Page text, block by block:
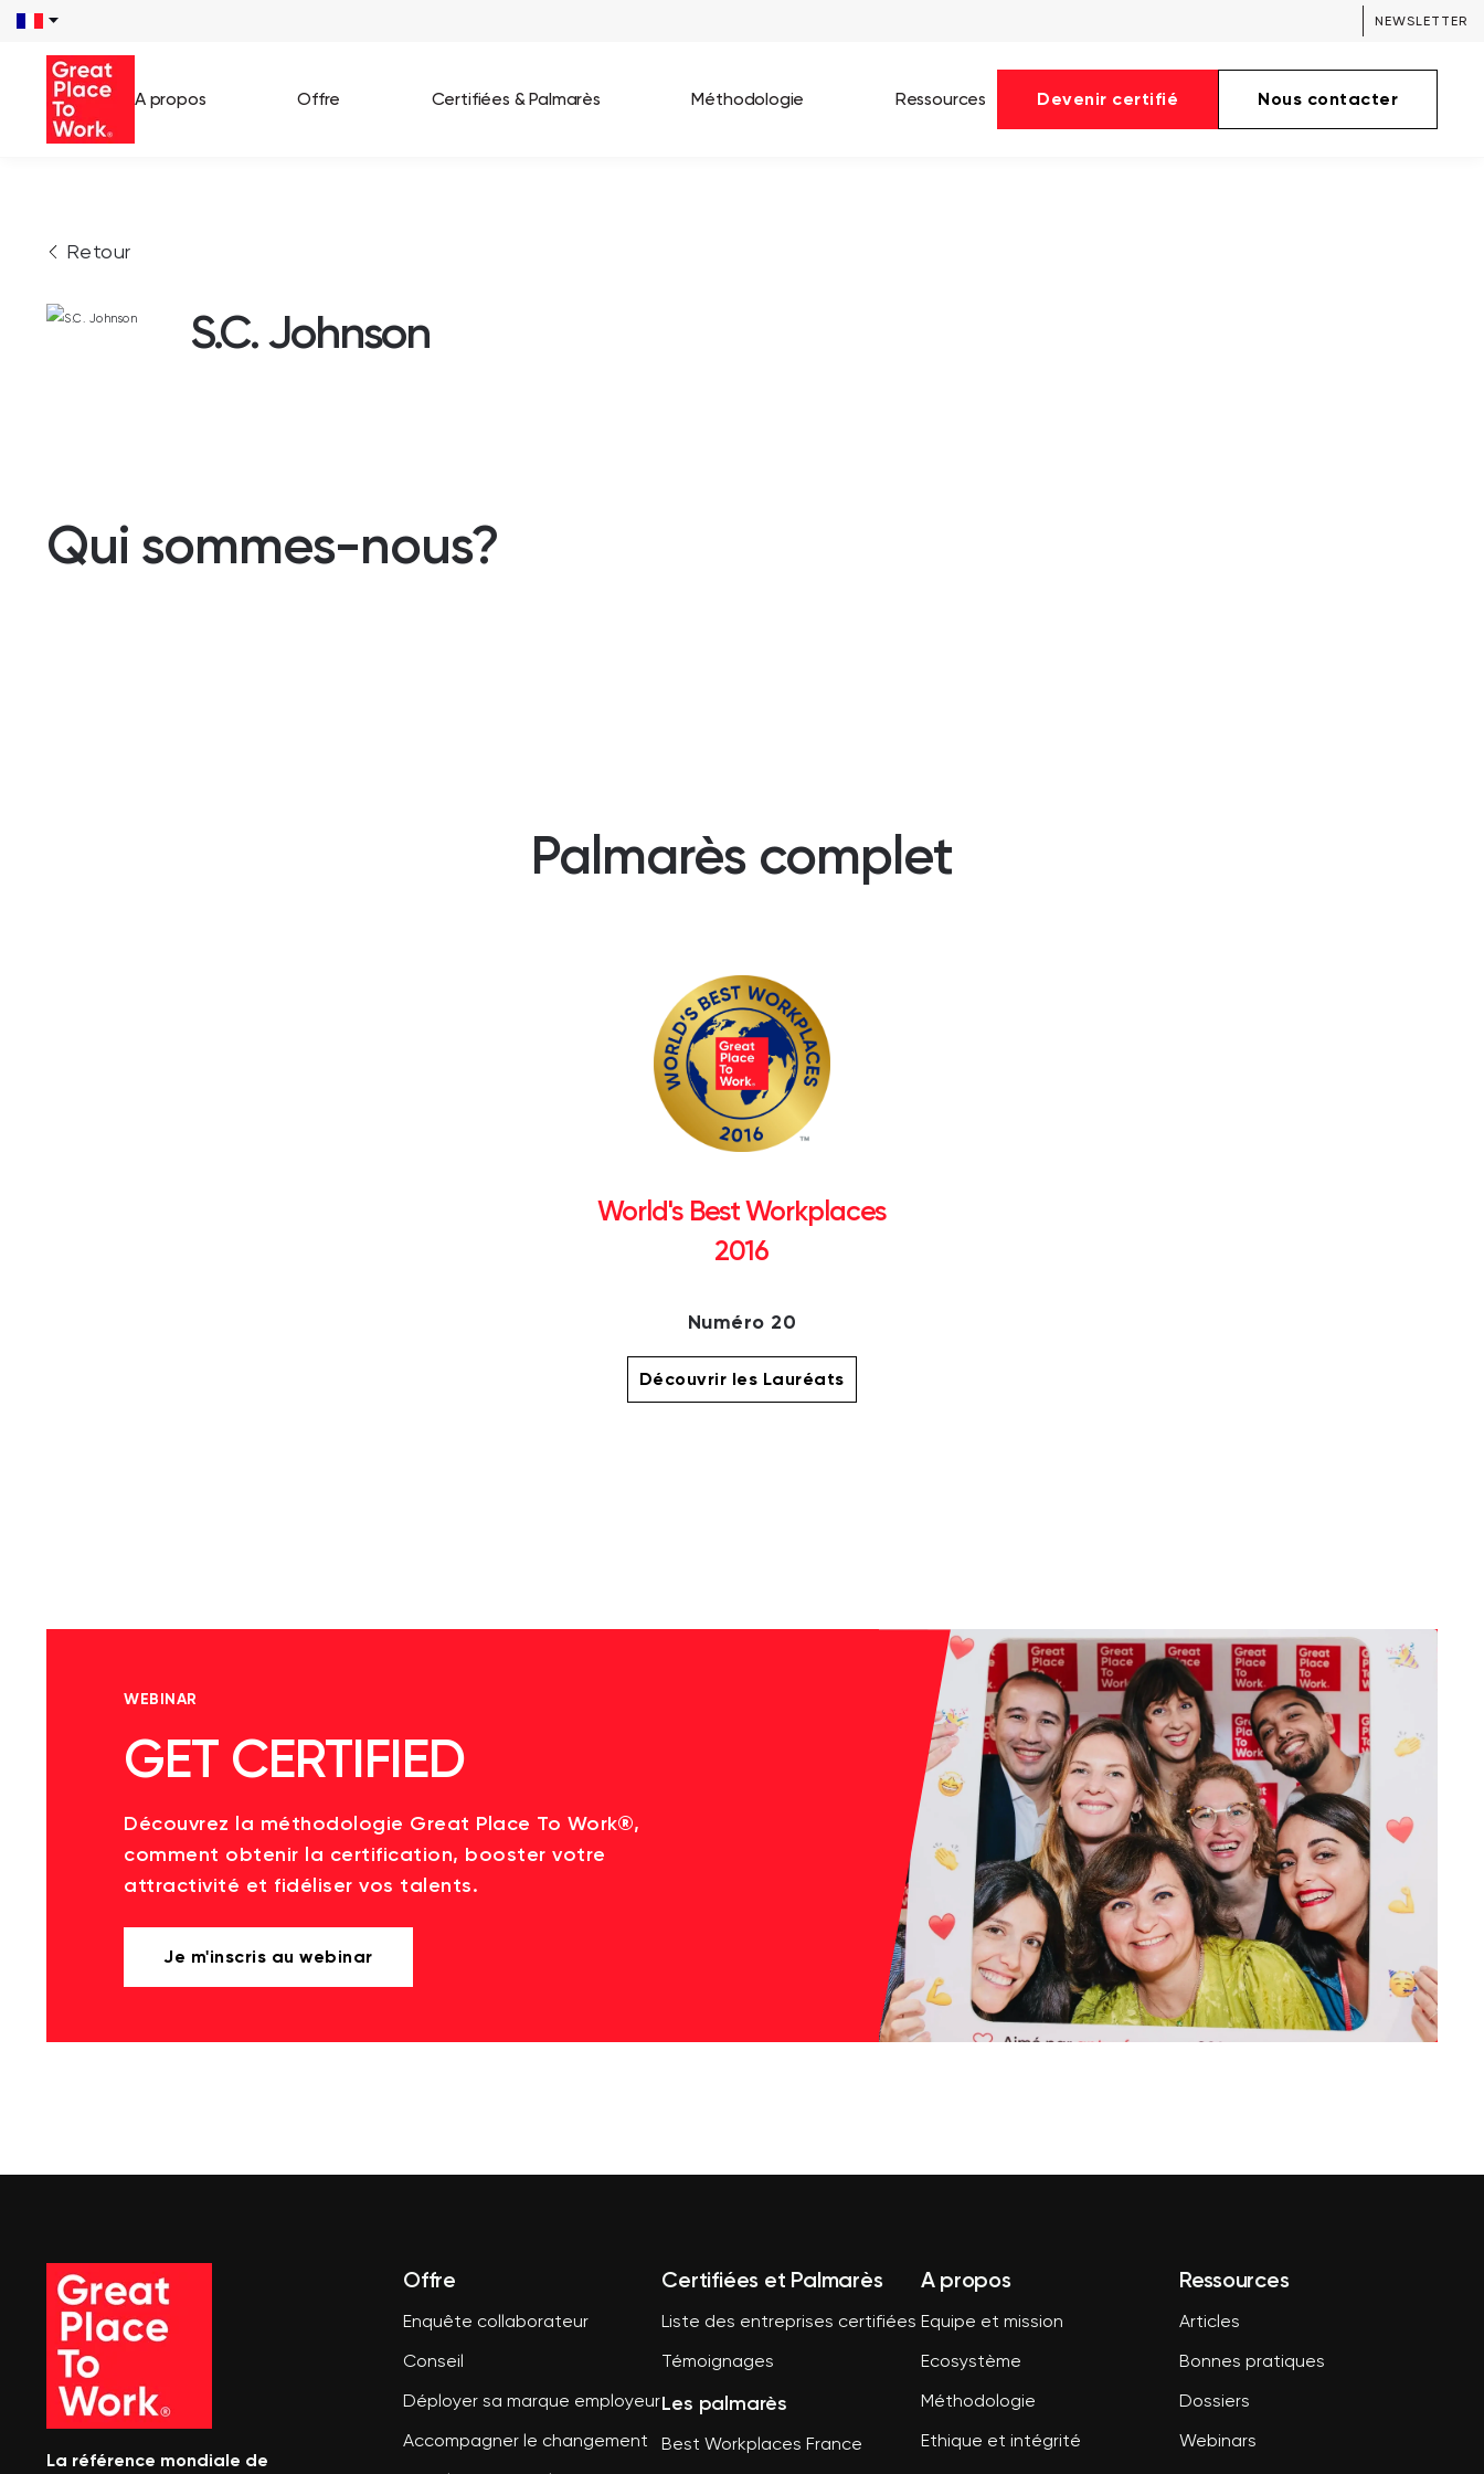
NEWSLETTER
A propos Offre Certifiées & Palmarès Méthodologie Ressources Devenir certifié Nous contacter
Retour
S.C. Johnson
Qui sommes-nous?
Palmarès complet
World's Best Workplaces
2016
Numéro 20
Découvrir les Lauréats
WEBINAR
GET CERTIFIED
Découvrez la méthodologie Great Place To Work®,
comment obtenir la certification, booster votre
attractivité et fidéliser vos talents.
Je m'inscris au webinar
La référence mondiale de
Offre
Enquête collaborateur
Conseil
Déployer sa marque employeur
Accompagner le changement
Certifiées et Palmarès
Liste des entreprises certifiées
Témoignages
Les palmarès
Best Workplaces France
A propos
Equipe et mission
Ecosystème
Méthodologie
Ethique et intégrité
Ressources
Articles
Bonnes pratiques
Dossiers
Webinars